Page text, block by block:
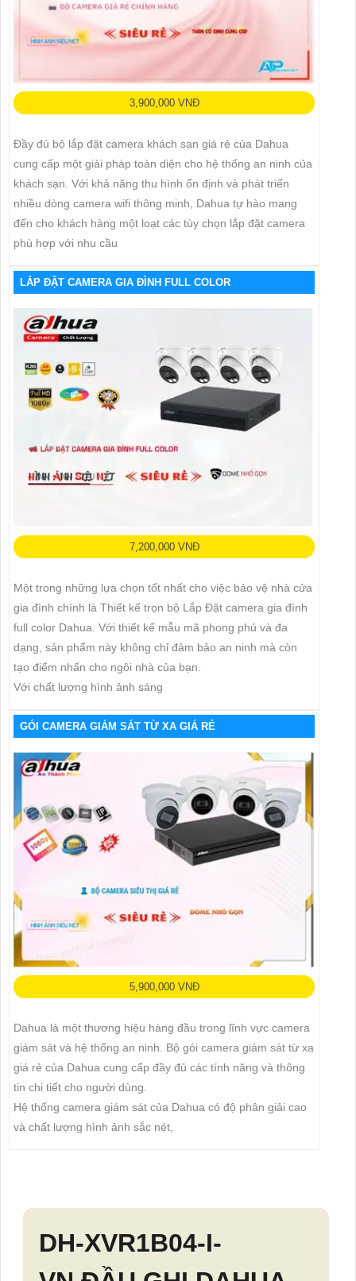
3,900,000 VNĐ
Đầy đủ bộ lắp đặt camera khách sạn giá rẻ của Dahua
cung cấp một giải pháp toàn diện cho hệ thống an ninh của
khách sạn. Với khả năng thu hình ổn định và phát triển
nhiều dòng camera wifi thông minh, Dahua tự hào mang
đến cho khách hàng một loạt các tùy chọn lắp đặt camera
phù hợp với nhu cầu
LẮP ĐẶT CAMERA GIA ĐÌNH FULL COLOR
7,200,000 VNĐ
Một trong những lựa chọn tốt nhất cho việc bảo vệ nhà cửa
gia đình chính là Thiết kế trọn bộ Lắp Đặt camera gia đình
full color Dahua. Với thiết kế mẫu mã phong phú và đa
dạng, sản phẩm này không chỉ đảm bảo an ninh mà còn
tạo điểm nhấn cho ngôi nhà của bạn.
Với chất lượng hình ảnh sáng
GÓI CAMERA GIÁM SÁT TỪ XA GIÁ RẺ
5,900,000 VNĐ
Dahua là một thương hiệu hàng đầu trong lĩnh vực camera
giám sát và hệ thống an ninh. Bộ gói camera giám sát từ xa
giá rẻ của Dahua cung cấp đầy đủ các tính năng và thông
tin chi tiết cho người dùng.
Hệ thống camera giám sát của Dahua có độ phân giải cao
và chất lượng hình ảnh sắc nét,
DH-XVR1B04-I-